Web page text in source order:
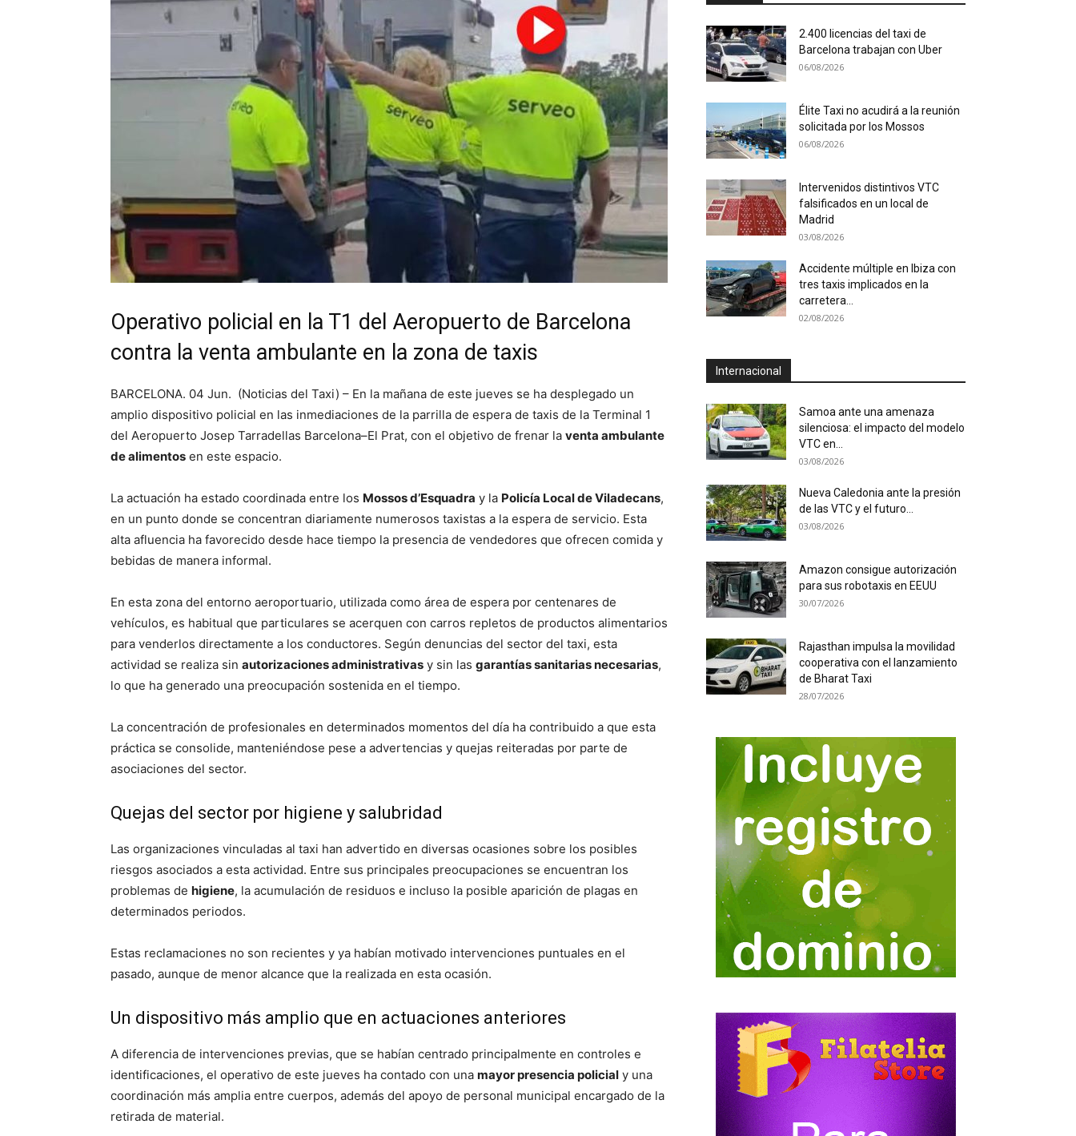
Operativo policial en la T1 del Aeropuerto de Barcelona
contra la venta ambulante en la zona de taxis
BARCELONA. 04 Jun. (Noticias del Taxi) – En la mañana de este jueves se ha desplegado un
amplio dispositivo policial en las inmediaciones de la parrilla de espera de taxis de la Terminal 1
del Aeropuerto Josep Tarradellas Barcelona–El Prat, con el objetivo de frenar la venta ambulante
de alimentos en este espacio.
La actuación ha estado coordinada entre los Mossos d’Esquadra y la Policía Local de Viladecans,
en un punto donde se concentran diariamente numerosos taxistas a la espera de servicio. Esta
alta afluencia ha favorecido desde hace tiempo la presencia de vendedores que ofrecen comida y
bebidas de manera informal.
En esta zona del entorno aeroportuario, utilizada como área de espera por centenares de
vehículos, es habitual que particulares se acerquen con carros repletos de productos alimentarios
para venderlos directamente a los conductores. Según denuncias del sector del taxi, esta
actividad se realiza sin autorizaciones administrativas y sin las garantías sanitarias necesarias,
lo que ha generado una preocupación sostenida en el tiempo.
La concentración de profesionales en determinados momentos del día ha contribuido a que esta
práctica se consolide, manteniéndose pese a advertencias y quejas reiteradas por parte de
asociaciones del sector.
Quejas del sector por higiene y salubridad
Las organizaciones vinculadas al taxi han advertido en diversas ocasiones sobre los posibles
riesgos asociados a esta actividad. Entre sus principales preocupaciones se encuentran los
problemas de higiene, la acumulación de residuos e incluso la posible aparición de plagas en
determinados periodos.
Estas reclamaciones no son recientes y ya habían motivado intervenciones puntuales en el
pasado, aunque de menor alcance que la realizada en esta ocasión.
Un dispositivo más amplio que en actuaciones anteriores
A diferencia de intervenciones previas, que se habían centrado principalmente en controles e
identificaciones, el operativo de este jueves ha contado con una mayor presencia policial y una
coordinación más amplia entre cuerpos, además del apoyo de personal municipal encargado de la
retirada de material.
2.400 licencias del taxi de
Barcelona trabajan con Uber
06/08/2026
Élite Taxi no acudirá a la reunión
solicitada por los Mossos
06/08/2026
Intervenidos distintivos VTC
falsificados en un local de
Madrid
03/08/2026
Accidente múltiple en Ibiza con
tres taxis implicados en la
carretera...
02/08/2026
Internacional
Samoa ante una amenaza
silenciosa: el impacto del modelo
VTC en...
03/08/2026
Nueva Caledonia ante la presión
de las VTC y el futuro...
03/08/2026
Amazon consigue autorización
para sus robotaxis en EEUU
30/07/2026
Rajasthan impulsa la movilidad
cooperativa con el lanzamiento
de Bharat Taxi
28/07/2026